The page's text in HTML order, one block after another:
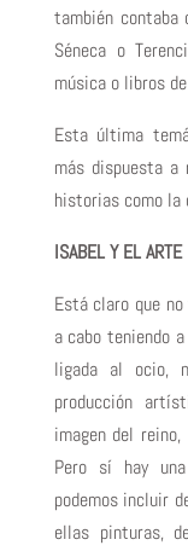
también
Séneca o
música o libros
Esta última
más dispuesta a
historias como la
ISABEL Y EL ARTE
Está claro que
a cabo teniendo
ligada al ocio,
producción
imagen del
Pero sí hay
podemos incluir
ellas pinturas,